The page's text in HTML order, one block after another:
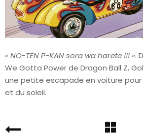
« NO-TEN P-KAN sora wa harete !!! ».
We Gotta Power de Dragon Ball Z,
une petite escapade en voiture
et du soleil.